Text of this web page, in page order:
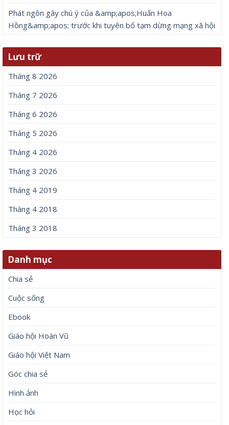
Phát ngôn gây chú ý của &amp;apos;Huấn Hoa
Hồng&amp;apos; trước khi tuyên bố tạm dừng mạng xã hội
Lưu trữ
Tháng 8 2026
Tháng 7 2026
Tháng 6 2026
Tháng 5 2026
Tháng 4 2026
Tháng 3 2026
Tháng 4 2019
Tháng 4 2018
Tháng 3 2018
Danh mục
Chia sẻ
Cuộc sống
Ebook
Giáo hội Hoàn Vũ
Giáo hội Việt Nam
Góc chia sẻ
Hình ảnh
Học hỏi